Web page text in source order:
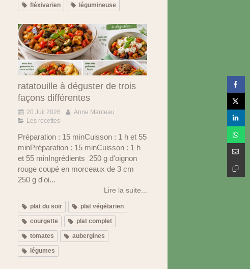
fléxivarien légumineuse
ratatouille à déguster de trois
façons différentes
20 Juil 2026
Anne Manteau
Les recettes
Préparation : 15 minCuisson : 1 h et 55
minPréparation : 15 minCuisson : 1 h
et 55 minIngrédients 250 g d'oignon
rouge coupé en morceaux de 3 cm
250 g d'oi...
Lire la suite...
plat du soir plat végétarien
courgette plat complet
tomates aubergines
légumes